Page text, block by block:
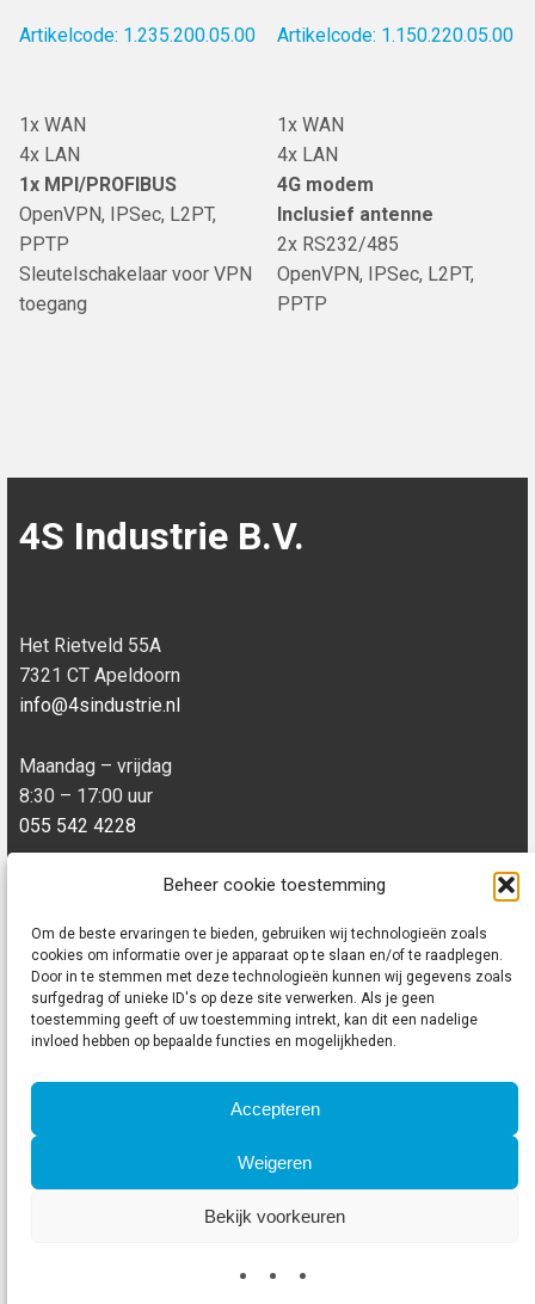
Beheer cookie toestemming
Om de beste ervaringen te bieden, gebruiken wij technologieën zoals
cookies om informatie over je apparaat op te slaan en/of te raadplegen.
Door in te stemmen met deze technologieën kunnen wij gegevens zoals
surfgedrag of unieke ID's op deze site verwerken. Als je geen
toestemming geeft of uw toestemming intrekt, kan dit een nadelige
invloed hebben op bepaalde functies en mogelijkheden.
Accepteren
Weigeren
Bekijk voorkeuren
Artikelcode: 1.235.200.05.00
1x WAN
4x LAN
1x MPI/PROFIBUS
OpenVPN, IPSec, L2PT,
PPTP
Sleutelschakelaar voor VPN
toegang
Artikelcode: 1.150.220.05.00
1x WAN
4x LAN
4G modem
Inclusief antenne
2x RS232/485
OpenVPN, IPSec, L2PT,
PPTP
4S Industrie B.V.
Het Rietveld 55A
7321 CT Apeldoorn
info@4sindustrie.nl
Maandag – vrijdag
8:30 – 17:00 uur
055 542 4228
Links
Privacy
Disclaimer